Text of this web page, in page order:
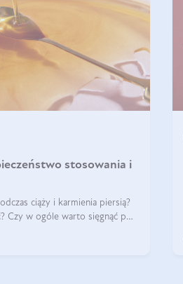
stosowania i
ciąży i karmienia piersią?
Czy w ogóle warto sięgnąć po